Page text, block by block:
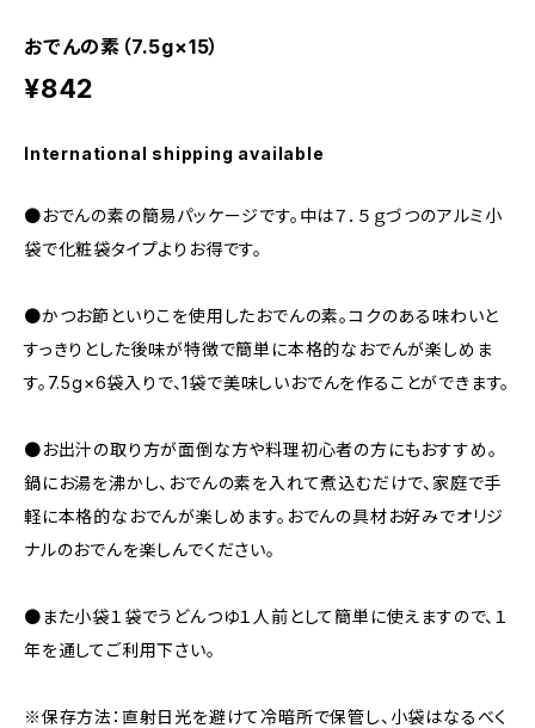
おでんの素（7.5g×15）
¥842
International shipping available
●おでんの素の簡易パッケージです。中は７．５ｇづつのアルミ小
袋で化粧袋タイプよりお得です。
●かつお節といりこを使用したおでんの素。コクのある味わいと
すっきりとした後味が特徴で簡単に本格的なおでんが楽しめま
す。7.5g×6袋入りで、1袋で美味しいおでんを作ることができます。
●お出汁の取り方が面倒な方や料理初心者の方にもおすすめ。
鍋にお湯を沸かし、おでんの素を入れて煮込むだけで、家庭で手
軽に本格的なおでんが楽しめます。おでんの具材お好みでオリジ
ナルのおでんを楽しんでください。
●また小袋１袋でうどんつゆ１人前として簡単に使えますので、１
年を通してご利用下さい。
※保存方法：直射日光を避けて冷暗所で保管し、小袋はなるべく